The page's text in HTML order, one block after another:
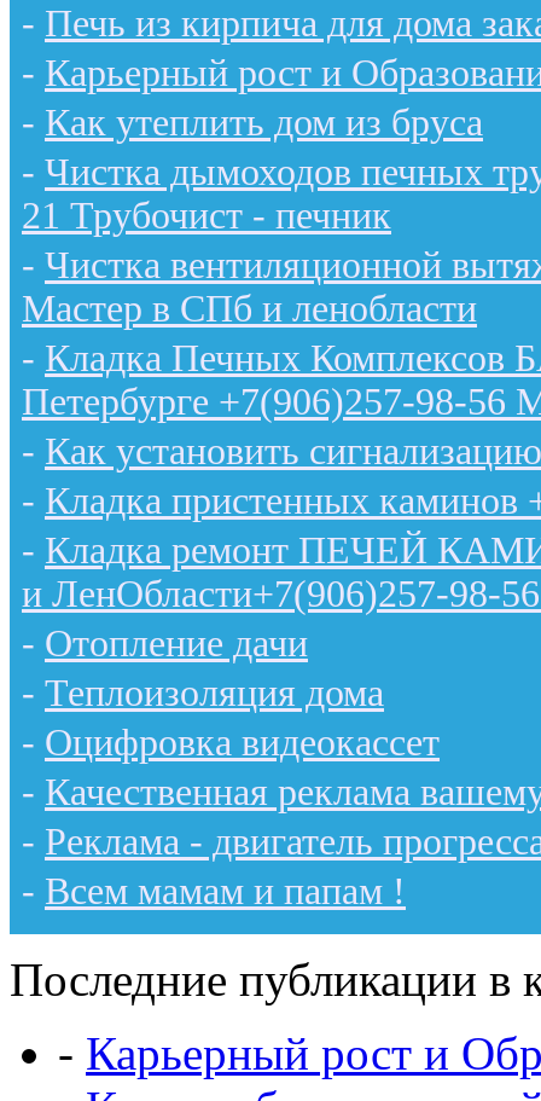
- Печь из кирпича для дома
- Карьерный рост и
- Как утеплить дом из бруса
- Чистка дымоходов печных
21 Трубочист - печник
- Чистка вентиляционной
Мастер в СПб и ленобласти
- Кладка Печных Комплексов
Петербурге +7(906)257-98-56
- Как установить
- Кладка пристенных каминов
- Кладка ремонт ПЕЧЕЙ
и ЛенОбласти+7(906)257-98-
- Отопление дачи
- Теплоизоляция дома
- Оцифровка видеокассет
- Качественная реклама
- Реклама - двигатель
- Всем мамам и папам !
Последние публикации в
- Карьерный рост и